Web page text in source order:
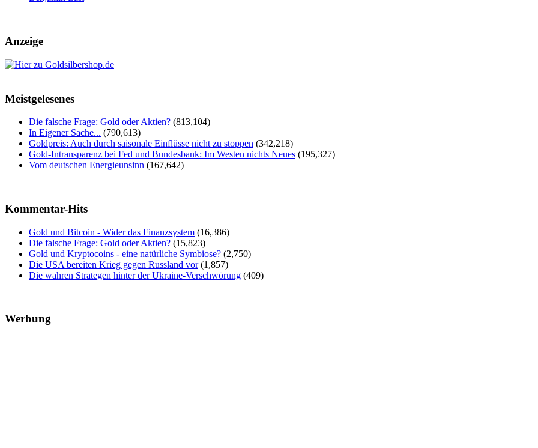
Anzeige
Meistgelesenes
Die falsche Frage: Gold oder Aktien? (813,104)
In Eigener Sache... (790,613)
Goldpreis: Auch durch saisonale Einflüsse nicht zu stoppen (342,218)
Gold-Intransparenz bei Fed und Bundesbank: Im Westen nichts Neues (195,327)
Vom deutschen Energieunsinn (167,642)
Kommentar-Hits
Gold und Bitcoin - Wider das Finanzsystem (16,386)
Die falsche Frage: Gold oder Aktien? (15,823)
Gold und Kryptocoins - eine natürliche Symbiose? (2,750)
Die USA bereiten Krieg gegen Russland vor (1,857)
Die wahren Strategen hinter der Ukraine-Verschwörung (409)
Werbung